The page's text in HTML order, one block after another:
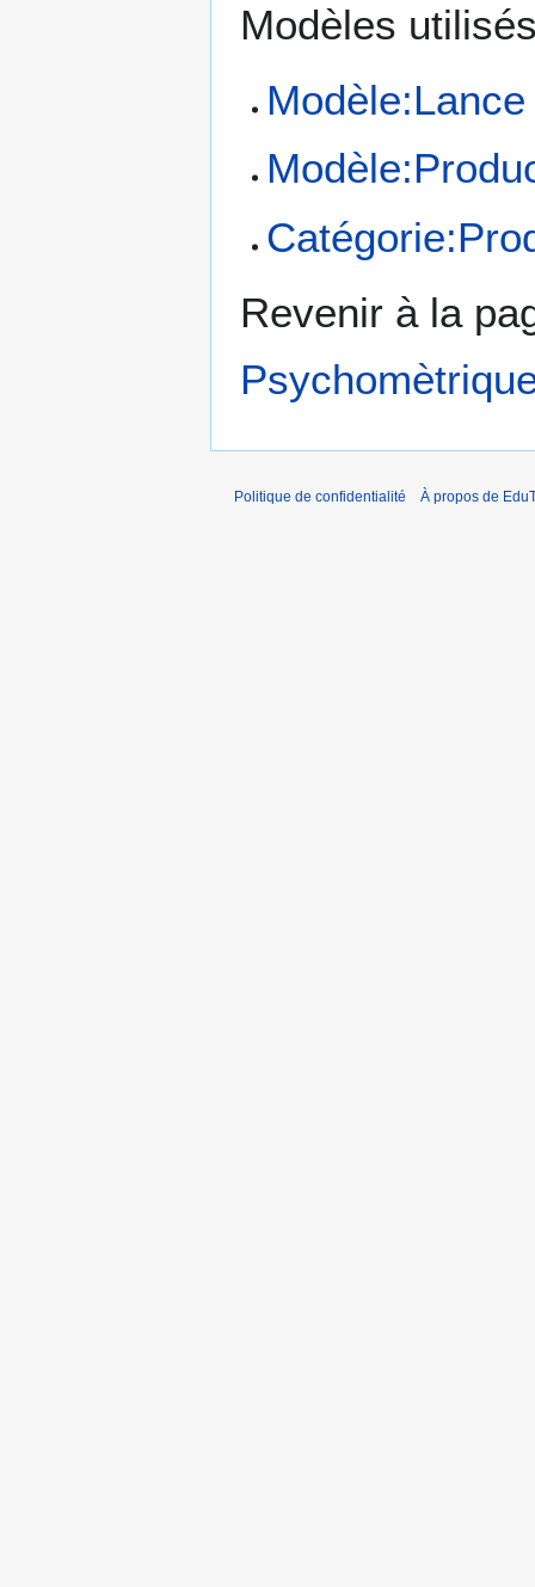
Modèles
Revenir à la
Politique de confidentialité À propos de